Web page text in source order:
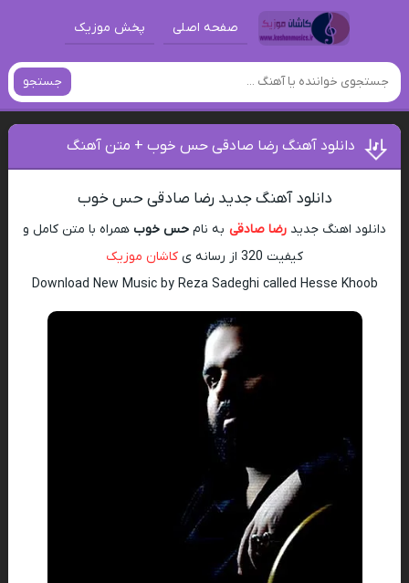
صفحه اصلی پخش موزیک
جستجو
دانلود آهنگ رضا صادقی حس خوب + متن آهنگ
دانلود آهنگ جدید رضا صادقی حس خوب
دانلود اهنگ جدید رضا صادقی به نام حس خوب همراه با متن کامل و
کیفیت 320 از رسانه ی
کاشان موزیک
Download New Music by Reza Sadeghi called Hesse Khoob